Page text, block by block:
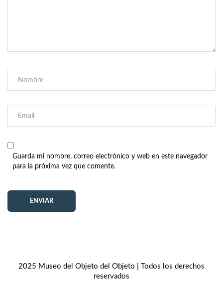
Guarda mi nombre, correo electrónico y web en este navegador
para la próxima vez que comente.
2025 Museo del Objeto del Objeto | Todos los derechos
reservados